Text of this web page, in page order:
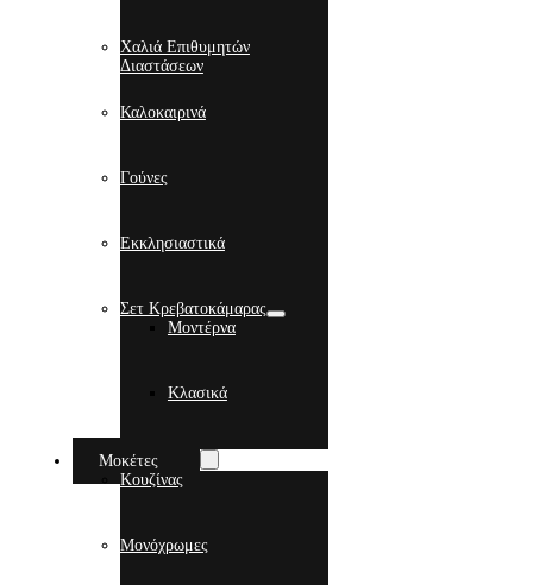
Χαλιά Επιθυμητών
Διαστάσεων
Καλοκαιρινά
Γούνες
Εκκλησιαστικά
Σετ Κρεβατοκάμαρας
Μοντέρνα
Κλασικά
Μοκέτες
Κουζίνας
Μονόχρωμες